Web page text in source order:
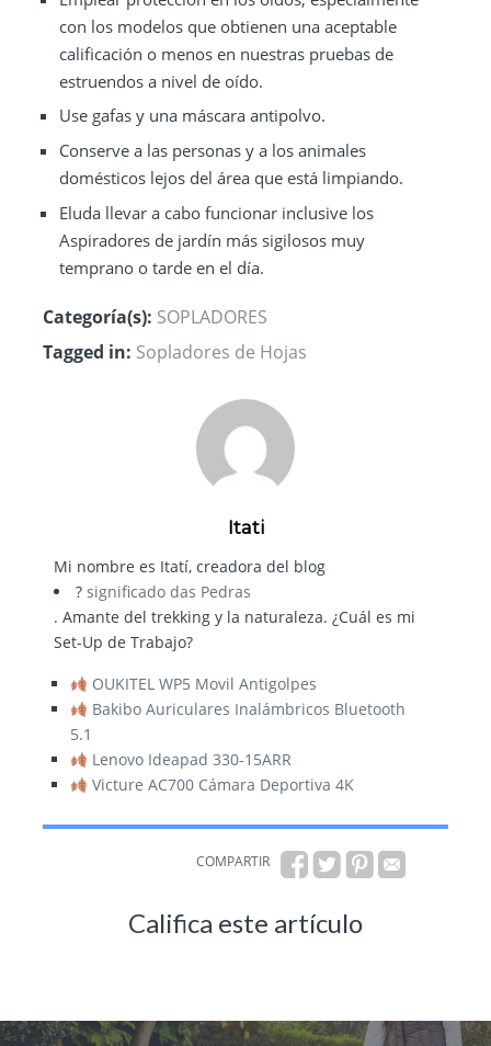
con los modelos que obtienen una aceptable
calificación o menos en nuestras pruebas de
estruendos a nivel de oído.
Use gafas y una máscaraantipolvo.
Conserve a las personas y a los animales
domésticos lejos del área que está limpiando.
Eluda llevar a cabo funcionar inclusive los
Aspiradores de jardín más sigilosos muy
temprano o tarde en el día.
Categoría(s): SOPLADORES
Tagged in: Sopladores de Hojas
Itati
Mi nombre es Itatí, creadora del blog
? significado das Pedras
. Amante del trekking y la naturaleza. ¿Cuál es mi
Set-Up de Trabajo?
OUKITEL WP5 Movil Antigolpes
Bakibo Auriculares Inalámbricos Bluetooth
5.1
Lenovo Ideapad 330-15ARR
Victure AC700 Cámara Deportiva 4K
COMPARTIR
Califica este artículo